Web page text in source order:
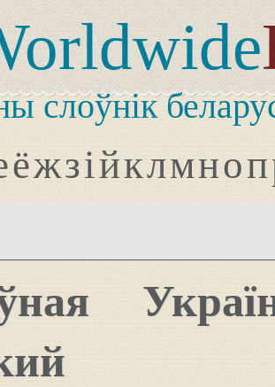
слоўнік
ёжзійклмноп